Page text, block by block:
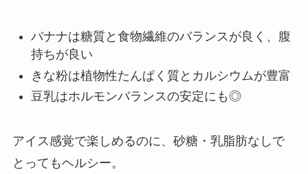
バナナは糖質と食物繊維のバランスが良く、腹
持ちが良い
きな粉は植物性たんぱく質とカルシウムが豊富
豆乳はホルモンバランスの安定にも◎
アイス感覚で楽しめるのに、砂糖・乳脂肪なしで
とってもヘルシー。